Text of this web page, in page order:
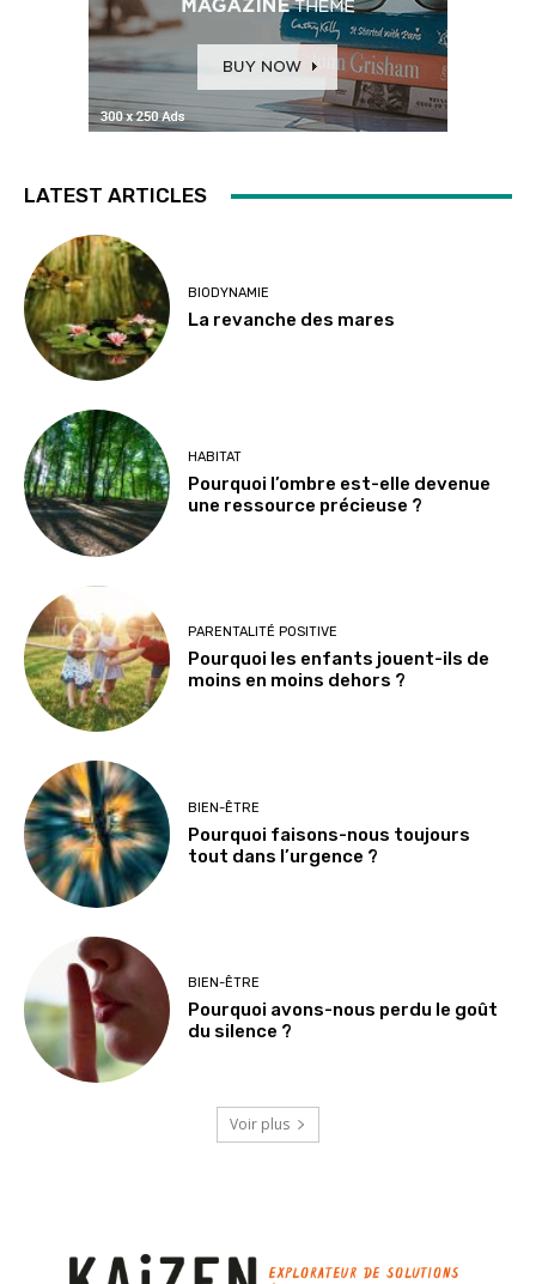
LATEST ARTICLES
BIODYNAMIE
La revanche des mares
HABITAT
Pourquoi l’ombre est-elle devenue
une ressource précieuse ?
PARENTALITÉ POSITIVE
Pourquoi les enfants jouent-ils de
moins en moins dehors ?
BIEN-ÊTRE
Pourquoi faisons-nous toujours
tout dans l’urgence ?
BIEN-ÊTRE
Pourquoi avons-nous perdu le goût
du silence ?
Voir plus